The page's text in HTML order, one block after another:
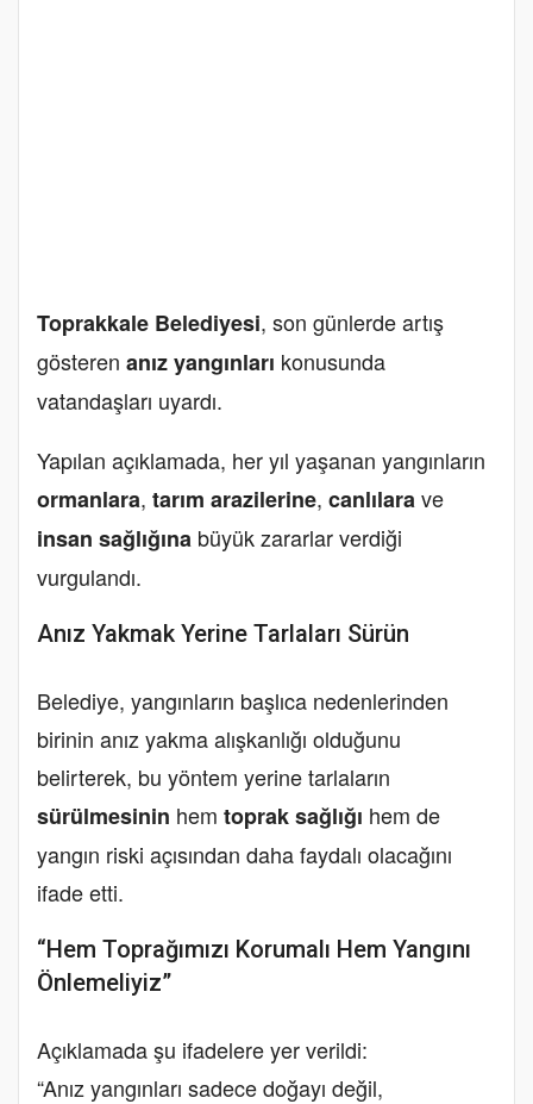
Toprakkale Belediyesi, son günlerde artış
gösteren anız yangınları konusunda
vatandaşları uyardı.
Yapılan açıklamada, her yıl yaşanan yangınların
ormanlara, tarım arazilerine, canlılarave
insan sağlığına büyük zararlar verdiği
vurgulandı.
Anız Yakmak Yerine Tarlaları Sürün
Belediye, yangınların başlıca nedenlerinden
birinin anız yakma alışkanlığı olduğunu
belirterek, bu yöntem yerine tarlaların
sürülmesinin hem toprak sağlığı hem de
yangın riski açısından daha faydalı olacağını
ifade etti.
“Hem Toprağımızı Korumalı Hem Yangını
Önlemeliyiz”
Açıklamada şu ifadelere yer verildi:
“Anız yangınları sadece doğayı değil,